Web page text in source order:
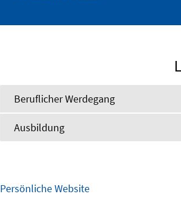
Beruflicher Werdegang
Ausbildung
Persönliche Website